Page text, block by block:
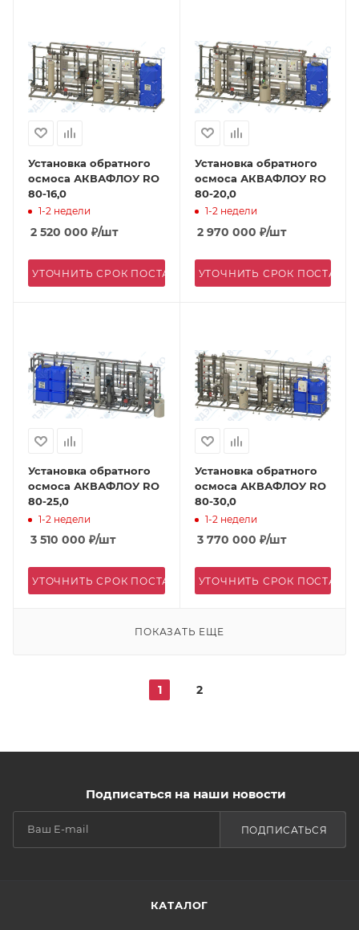
Установка обратного
осмоса АКВАФЛОУ RO
80-16,0
1-2 недели
2 520 000 ₽/шт
УТОЧНИТЬ СРОК ПОСТАВКИ
Установка обратного
осмоса АКВАФЛОУ RO
80-20,0
1-2 недели
2 970 000 ₽/шт
УТОЧНИТЬ СРОК
Установка обратного
осмоса АКВАФЛОУ RO
80-25,0
1-2 недели
3 510 000 ₽/шт
УТОЧНИТЬ СРОК ПОСТАВКИ
Установка обратного
осмоса АКВАФЛОУ RO
80-30,0
1-2 недели
3 770 000 ₽/шт
УТОЧНИТЬ СРОК
ПОКАЗАТЬ ЕЩЕ
1 2
Подписаться на наши новости
ПОДПИСАТЬСЯ
КАТАЛОГ